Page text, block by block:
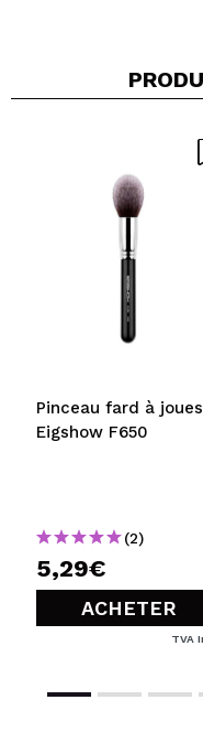
Pinceau fard à joues
Eigshow F650
(2)
5,29€
ACHETER
TVA